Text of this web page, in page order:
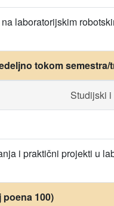
laboratorijskim
tokom
Studijski
i praktični projekti u
100)